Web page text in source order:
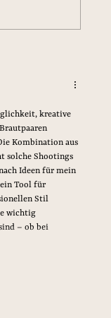
Gelb
kreative
Kombination aus
solche Shootings
Ideen für mein
Tool für
Stil
wichtig
– ob bei